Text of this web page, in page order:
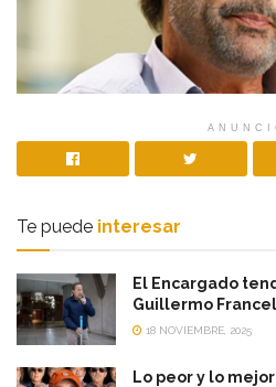
Te puede interesar
El Encargado
Guillermo
18 NOVIEMBRE, 2025
Lo peor y lo